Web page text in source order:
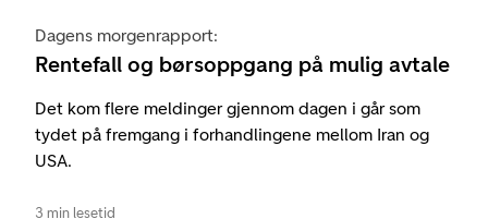
Dagens morgenrapport:
Rentefall og børsoppgang på mulig avtale
Det kom flere meldinger gjennom dagen i går som
tydet på fremgang i forhandlingene mellom Iran og
USA.
3 min lesetid